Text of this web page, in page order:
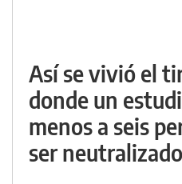
Así se vivió el
donde un
menos a seis
ser neutralizado